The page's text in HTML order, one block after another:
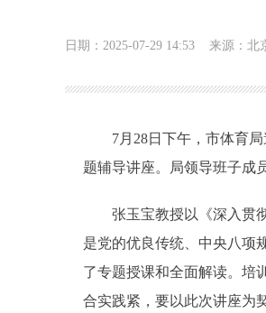
日期：2025-07-29 14:53 来源：北
7月28日下午，市体育局
题辅导讲座。局领导班子成
张玉宝教授以《深入贯彻
是党的优良传统、中央八项
了专题授课和全面解读。培
合实践紧，要以此次讲座为